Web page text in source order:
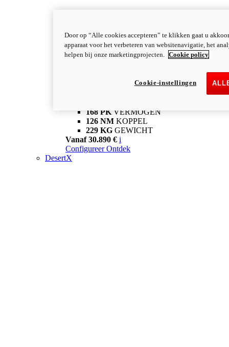
168 PK VERMOGEN
126 NM KOPPEL
229 KG GEWICHT
Vanaf 30.890 € i
Configureer Ontdek
DesertX
Door op “Alle cookies accepteren” te klikken gaat u
apparaat voor het verbeteren van websitenavigatie, het
helpen bij onze marketingprojecten.
Cookie policy
Cookie-instellingen